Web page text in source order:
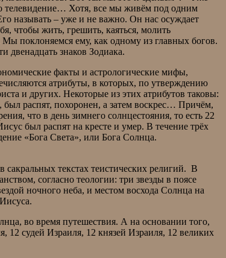
телевидение… Хотя, все мы живём под одним
называть – уже и не важно. Он нас осуждает
чтобы жить, грешить, каяться, молить
поклоняемся ему, как одному из главных богов.
двенадцать знаков Зодиака.
факты и астрологические мифы,
атрибуты, в которых, по утверждению
и других. Некоторые из этих атрибутов таковы:
был распят, похоронен, а затем воскрес… Причём,
что в день зимнего солнцестояния, то есть 22
был распят на кресте и умер. В течение трёх
рождение «Бога Света», или Бога Солнца.
сакральных текстах теистических религий. В
согласно теологии: три звезды в поясе
ночного неба, и местом восхода Солнца на
Иисуса.
во время путешествия. А на основании того,
12 судей Израиля, 12 князей Израиля, 12 великих